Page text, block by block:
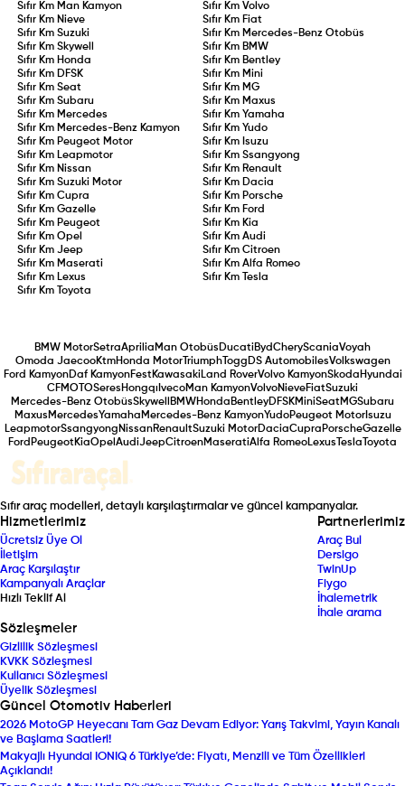
Sıfır Km Man Kamyon Sıfır Km Volvo
Sıfır Km Nieve Sıfır Km Fiat
Sıfır KmSuzuki Sıfır Km Mercedes-Benz Otobüs
Sıfır KmSkywell Sıfır Km BMW
Sıfır Km Honda Sıfır Km Bentley
Sıfır Km DFSK Sıfır Km Mini
Sıfır KmSeat Sıfır Km MG
Sıfır KmSubaru Sıfır Km Maxus
Sıfır Km Mercedes Sıfır Km Yamaha
Sıfır Km Mercedes-Benz Kamyon Sıfır Km Yudo
Sıfır Km Peugeot Motor Sıfır Km Isuzu
Sıfır Km Leapmotor Sıfır Km Ssangyong
Sıfır Km Nissan Sıfır Km Renault
Sıfır KmSuzuki Motor Sıfır Km Dacia
Sıfır KmCupra Sıfır Km Porsche
Sıfır KmGazelle Sıfır Km Ford
Sıfır Km Peugeot Sıfır Km Kia
Sıfır KmOpel Sıfır Km Audi
Sıfır KmJeep Sıfır Km Citroen
Sıfır Km Maserati Sıfır Km Alfa Romeo
Sıfır Km Lexus Sıfır Km
Tesla
Sıfır Km
Toyota
BMW MotorSetraAprilia Man Otobüs Ducati BydCheryScaniaVoyah
Omoda JaecooKtmHonda MotorTriumphTogg DS AutomobilesVolkswagen
Ford KamyonDaf KamyonFestKawasaki Land RoverVolvo KamyonSkoda Hyundai
CFMOTOSeres Hongqı IvecoMan KamyonVolvoNieveFiatSuzuki
Mercedes-Benz OtobüsSkywell BMWHonda BentleyDFSKMiniSeatMGSubaru
Maxus MercedesYamaha Mercedes-Benz KamyonYudoPeugeot MotorIsuzu
LeapmotorSsangyong NissanRenaultSuzuki MotorDaciaCupra PorscheGazelle
Ford PeugeotKiaOpel AudiJeepCitroenMaseratiAlfa RomeoLexus Tesla Toyota
Sıfır araç modelleri, detaylı karşılaştırmalar ve güncel kampanyalar.
Hizmetlerimiz
Ücretsiz Üye Ol
İletişim
Araç Karşılaştır
Kampanyalı Araçlar
Hızlı Teklif Al
Partnerlerimiz
Araç Bul
Dersigo
TwinUp
Fiygo
İhalemetrik
İhale arama
Sözleşmeler
Gizlilik Sözleşmesi
KVKK Sözleşmesi
Kullanıcı Sözleşmesi
Üyelik Sözleşmesi
Güncel Otomotiv Haberleri
2026 MotoGP Heyecanı Tam Gaz Devam Ediyor: Yarış Takvimi, Yayın Kanalı
ve Başlama Saatleri!
Makyajlı Hyundai IONIQ 6 Türkiye’de: Fiyatı, Menzili ve Tüm Özellikleri
Açıklandı!